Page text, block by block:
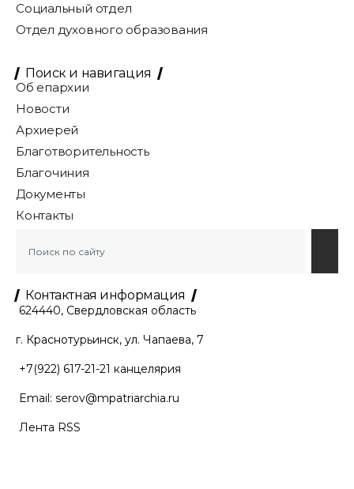
Социальный отдел
Отдел духовного образования
Поиск и навигация
Об епархии
Новости
Архиерей
Благотворительность
Благочиния
Документы
Контакты
Контактная информация
624440, Свердловская область
г. Краснотурьинск, ул. Чапаева, 7
+7(922) 617-21-21 канцелярия
Email: serov@mpatriarchia.ru
Лента RSS